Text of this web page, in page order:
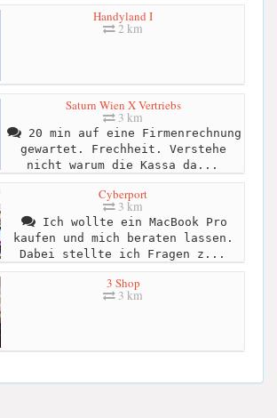
Handyland I
2 km
Saturn Wien X Vertriebs
3 km
20 min auf eine Firmenrechnung
gewartet. Frechheit. Verstehe
nicht warum die Kassa da...
Cyberport
3 km
Ich wollte ein MacBook Pro
kaufen und mich beraten lassen.
Dabei stellte ich Fragen z...
3 Shop
3 km